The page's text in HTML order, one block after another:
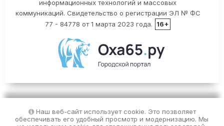
информационных технологий и массовых
коммуникаций. Свидетельство о регистрации ЭЛ № ФС
77 - 84778 от 1 марта 2023 года.
16+
Наш веб-сайт использует cookie. Это позволяет
обеспечивать его удобный просмотр и модернизацию. Мы